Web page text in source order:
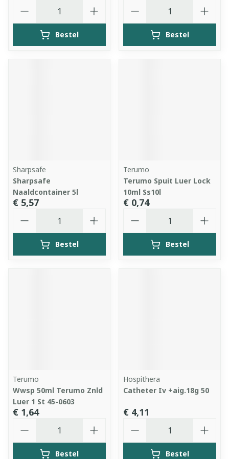
Bestel Bestel
Sharpsafe
Sharpsafe
Naaldcontainer 5l
€ 5,57
Bestel
Terumo
Terumo Spuit Luer Lock
10ml Ss10l
€ 0,74
Bestel
Terumo
Wwsp 50ml Terumo Znld
Luer 1 St 45-0603
€ 1,64
Bestel
Hospithera
Catheter Iv +aig.18g 50
€ 4,11
Bestel